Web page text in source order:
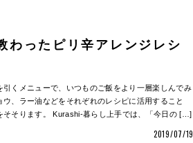
わったピリ辛アレンジレシ
引くメニューで、いつものご飯をより一層楽しんでみ
ウ、ラー油などをそれぞれのレシピに活用すること
そそります。 Kurashi-暮らし上手では、「今日の […]
2019/07/19